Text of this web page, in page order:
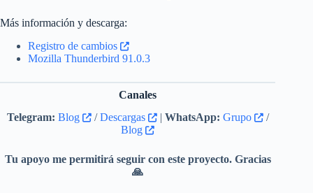
Más información y descarga:
Registro de cambios
Mozilla Thunderbird 91.0.3
Canales
Telegram: Blog /Descargas | WhatsApp: Grupo
/
Blog
Tu apoyo me permitirá seguir con este proyecto. Gracias
🙏